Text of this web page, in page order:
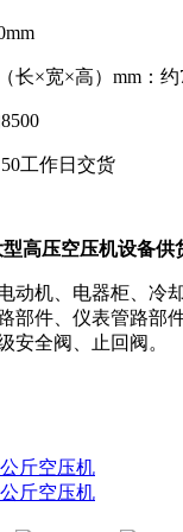
长×宽×高）mm：约
工作日交货
高压空压机设备供
动机、电器柜、冷
部件、仪表管路部
安全阀、止回阀。
斤空压机
斤空压机